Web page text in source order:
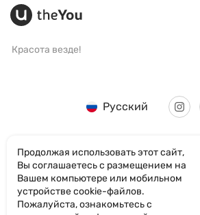
Красота везде!
Русский
© SANTICUM
Политика
Продолжая использовать этот сайт,
Вы соглашаетесь с размещением на
Вашем компьютере или мобильном
устройстве cookie-файлов.
Пожалуйста, ознакомьтесь с